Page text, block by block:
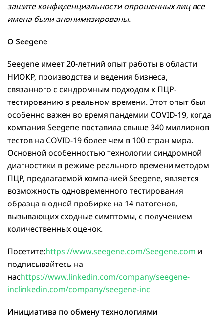
защите конфиденциальности опрошенных лиц все
имена были анонимизированы.
О Seegene
Seegene имеет 20-летний опыт работы в области
НИОКР, производства и ведения бизнеса,
связанного с синдромным подходом к ПЦР-
тестированию в реальном времени. Этот опыт был
особенно важен во время пандемии COVID-19, когда
компания Seegene поставила свыше 340 миллионов
тестов на COVID-19 более чем в 100 стран мира.
Основной особенностью технологии синдромной
диагностики в режиме реального времени методом
ПЦР, предлагаемой компанией Seegene, является
возможность одновременного тестирования
образца в одной пробирке на 14 патогенов,
вызывающих сходные симптомы, с получением
количественных оценок.
Посетите:https://www.seegene.com/Seegene.com и
подписывайтесь на
насhttps://www.linkedin.com/company/seegene-
inclinkedin.com/company/seegene-inc
Инициатива по обмену технологиями